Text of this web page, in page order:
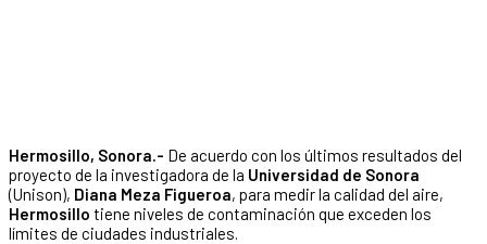
Hermosillo, Sonora.- De acuerdo con los últimos resultados del
proyecto de la investigadora de la Universidad de Sonora
(Unison), Diana Meza Figueroa, para medir la calidad del aire,
Hermosillo tiene niveles de contaminación que exceden los
límites de ciudades industriales.